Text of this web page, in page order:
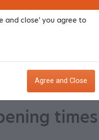
Show/Hide all
appointment
times
and close' you agree to
Agree and Close